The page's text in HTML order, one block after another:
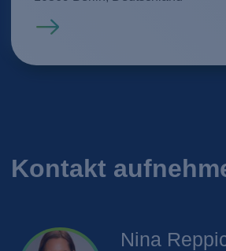
Mehr erfahren
Kontakt
Nina